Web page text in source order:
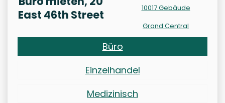
East 46th Street
10017 Gebäude
Grand Central
Büro
Einzelhandel
Medizinisch